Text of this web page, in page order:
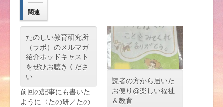
関連
たのしい教育研究所
（ラボ）のメルマガ
紹介ポッドキャスト
をぜひお聴きくださ
い
前回の記事にも書いた
ように〈たの研／たの
読者の方から届いた
お便り@楽しい福祉
＆教育